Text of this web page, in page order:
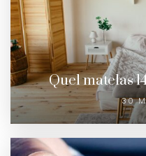
Quel matelas
30